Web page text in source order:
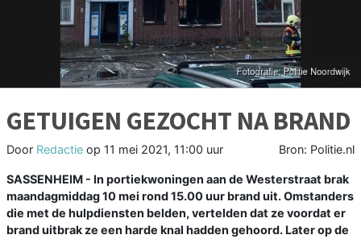
GETUIGEN GEZOCHT NA BRAND
Door Redactie op 11 mei 2021, 11:00 uur Bron: Politie.nl
SASSENHEIM - In portiekwoningen aan de Westerstraat brak
maandagmiddag 10 mei rond 15.00 uur brand uit. Omstanders
die met de hulpdiensten belden, vertelden dat ze voordat er
brand uitbrak ze een harde knal hadden gehoord. Later op de